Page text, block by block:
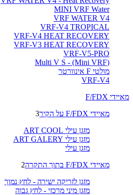
MINI VRF Water
VRF WATER V4
VRF-V4 TROPICAL
VRF-V4 HEAT RECOVERY
VRF-V3 HEAT RECOVERY
VRF-V5-PRO
(Multi V S - (Mini VRF
מולטי F אינוורטר
VRF-V4
מאיידי F/FDX
מאיידי F/FDX על הקיר
3
מזגן עילי ART COOL
מזגן עילי ART GALERY
מזגן עילי
מאיידי F/FDX בתוך התקרה
2
מזגן לזריקה ישירה - לחץ נמוך
מזגן מיני מרכזי - לחץ גבוה